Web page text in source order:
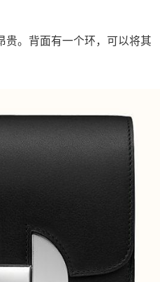
贵。背面有一个环，可以将其